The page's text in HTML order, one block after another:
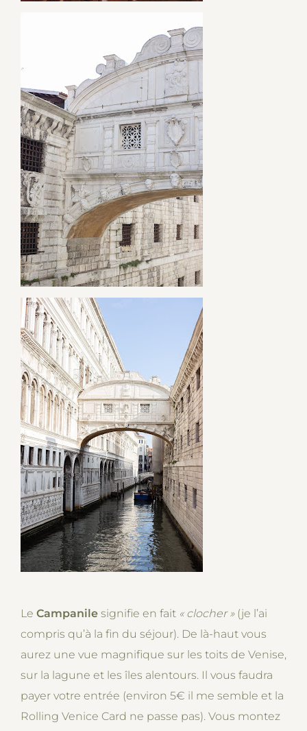
Le Campanile signifie en fait « clocher»(je l’ai
compris qu’à la fin du séjour). De là-haut vous
aurez une vue magnifique sur les toits de Venise,
sur la lagune et les îles alentours. Il vous faudra
payer votre entrée (environ 5€ il me semble et la
Rolling Venice Card ne passe pas). Vous montez